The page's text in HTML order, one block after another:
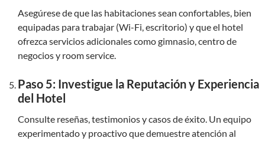
Asegúrese de que las habitaciones sean confortables, bien
equipadas para trabajar (Wi-Fi, escritorio) y que el hotel
ofrezca servicios adicionales como gimnasio, centro de
negocios y room service.
Paso 5: Investigue la Reputación y Experiencia
del Hotel
Consulte reseñas, testimonios y casos de éxito. Un equipo
experimentado y proactivo que demuestre atención al